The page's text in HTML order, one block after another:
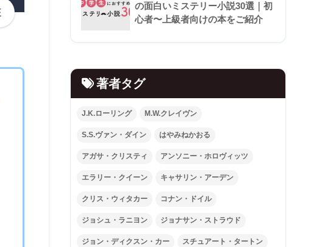
の面白いミステリー小説30選｜初
心者〜上級者向けの本をご紹介
著者タグ
J.K.ローリング M.W.クレイヴン
S.S.ヴァン・ダイン はやみねかおる
アガサ・クリスティ アンソニー・ホロヴィッツ
エラリー・クイーン キャサリン・アーデン
クリス・ウィタカー コナン・ドイル
ジョシュ・ラニヨン ジョナサン・ストラウド
ジョン・ディクスン・カー スチュアート・タートン